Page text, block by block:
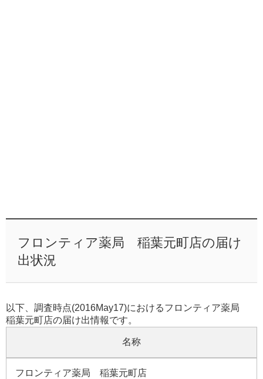
フロンティア薬局 稲葉元町店の届け
出状況
以下、調査時点(2016May17)におけるフロンティア薬局
稲葉元町店の届け出情報です。
名称
フロンティア薬局 稲葉元町店